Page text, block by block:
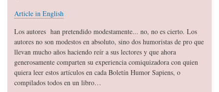
Article in English
Los autores han pretendido modestamente... no, no es cierto. Los
autores no son modestos en absoluto, sino dos humoristas de pro que
llevan mucho años haciendo reír a sus lectores y que ahora
generosamente comparten su experiencia comiquizadora con quien
quiera leer estos artículos en cada Boletín Humor Sapiens, o
compilados todos en un libro…